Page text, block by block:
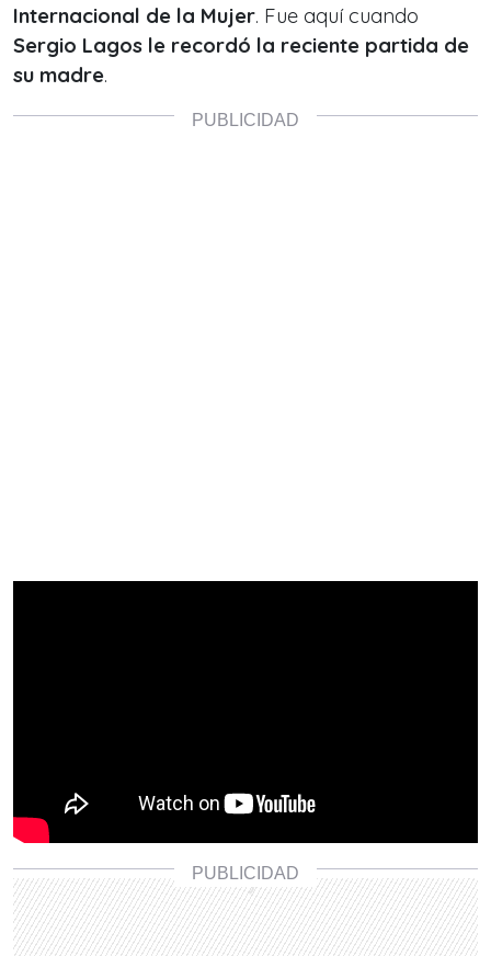
Internacional de la Mujer. Fue aquí cuando
Sergio Lagos le recordó la reciente partida de
su madre.